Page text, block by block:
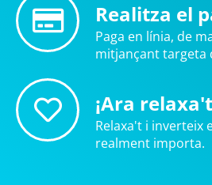
Realitza el
Paga en línia, de
mitjançant targeta
¡Ara
Relaxa't i inverteix
realment importa.